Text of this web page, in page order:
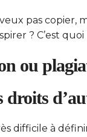
pas copier,
? C’est quoi
ou
droits
difficile à